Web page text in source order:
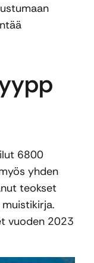
6800
yhden
teokset
vuoden 2023